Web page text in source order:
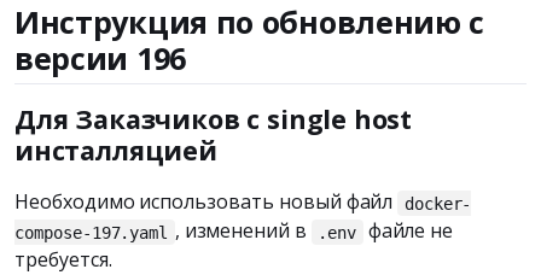
Инструкция по обновлению с
версии 196
Для Заказчиков с single host
инсталляцией
Необходимо использовать новый файл
docker-
compose-197.yaml
, изменений в .env
файле не
требуется.